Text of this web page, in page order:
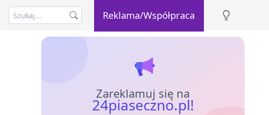
Reklama/Współpraca
Zareklamuj się na
24piaseczno.pl!